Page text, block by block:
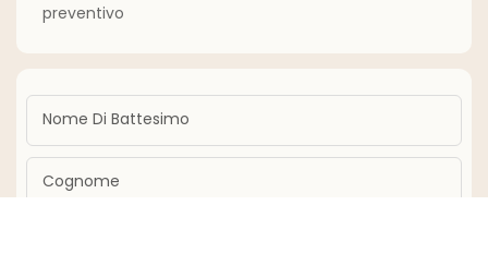
preventivo
Nome Di Battesimo
Cognome